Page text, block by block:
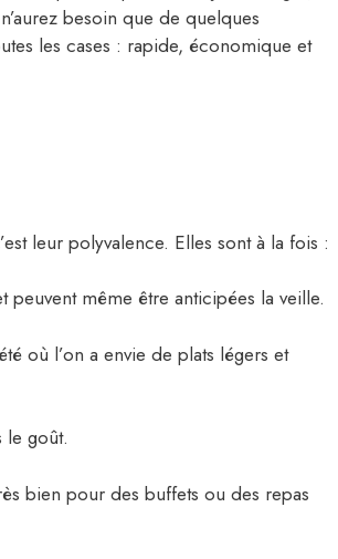
besoin que de quelques
les cases : rapide, économique et
leur polyvalence. Elles sont à la fois :
peuvent même être anticipées la veille.
où l’on a envie de plats légers et
le goût.
bien pour des buffets ou des repas